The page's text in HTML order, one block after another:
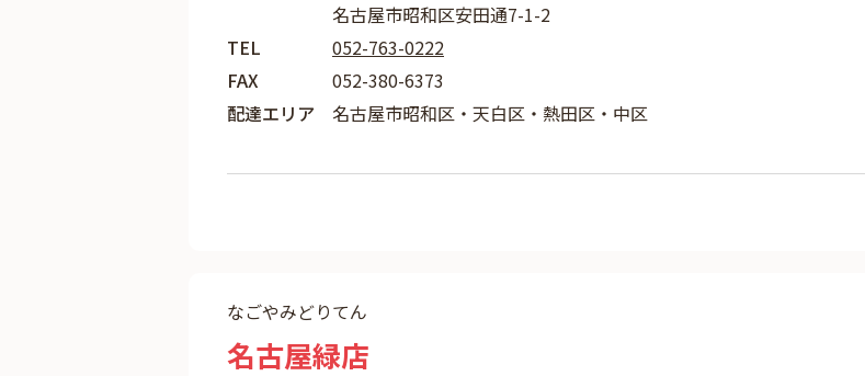
名古屋市昭和区安田通7-1-2
TEL
052-763-0222
FAX
052-380-6373
配達エリア
名古屋市昭和区・天白区・熱田区・中区
なごやみどりてん
名古屋緑店